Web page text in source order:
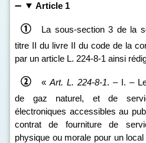
Article 1
La sous‑section 3 de la
titre II du livre II du code de la
par un article L. 224‑8‑1 ainsi
« Art. L. 224‑8‑1. – I. –
de gaz naturel, et de
électroniques accessibles au
contrat de fourniture de
physique ou morale pour un